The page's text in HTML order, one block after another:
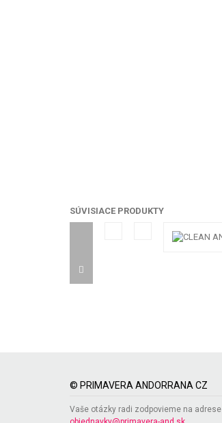
SÚVISIACE PRODUKTY
© PRIMAVERA ANDORRANA CZ
Vaše otázky radi zodpovieme na adrese